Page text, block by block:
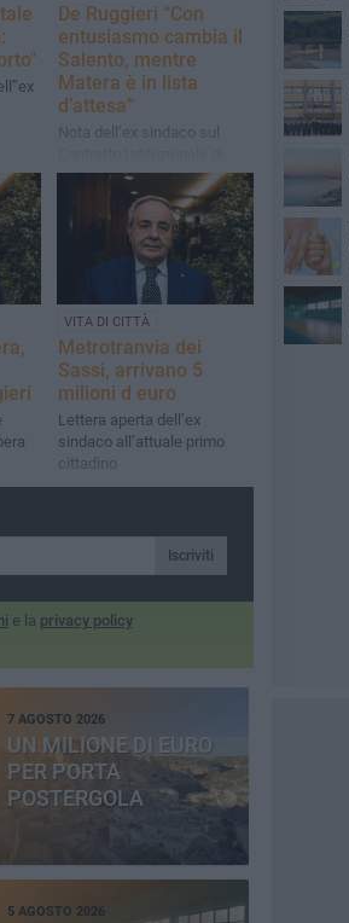
De Ruggieri “Con
entusiasmo cambia il
Salento, mentre
Matera è in lista
d’attesa”
Nota dell’ex sindaco sul
Sviluppo di Matera
VITA DI CITTÀ
Metrotranvia dei
Sassi, arrivano 5
milioni d euro
Lettera aperta dell’ex
sindaco all’attuale primo
cittadino
Iscriviti
e la privacy policy
7 AGOSTO 2026
UN MILIONE DI EURO
PER PORTA
POSTERGOLA
5 AGOSTO 2026